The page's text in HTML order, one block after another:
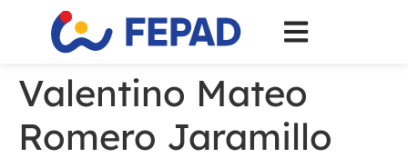
Valentino Mateo
Romero Jaramillo